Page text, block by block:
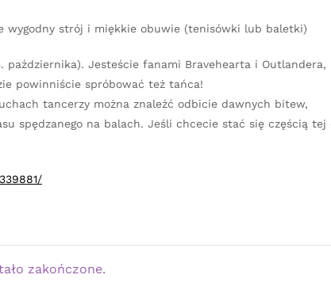
wygodny strój i miękkie obuwie (tenisówki lub baletki)
Jesteście fanami Bravehearta i Outlandera,
powinniście spróbować też tańca!
tancerzy można znaleźć odbicie dawnych bitew,
spędzanego na balach. Jeśli chcecie stać się częścią tej
zakończone.